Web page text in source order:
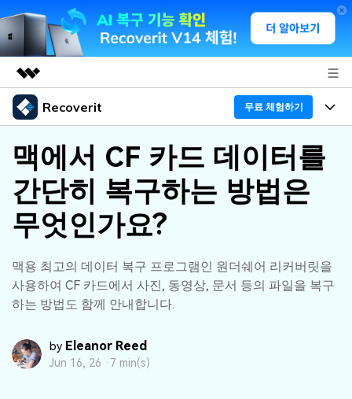
주요 제품
유틸리티
비즈니스
개요
솔루션
회사 소개
뉴스룸
플랜 및 가격
도움말 센터
Recoverit 무료 체험하기
프로그램
Recoverit - Windows 버전
선도적인 데이터 복구 전문가
무료 체험
Mac 시스템에서 무제한 데이터 복구
기능
미디어 복구하기
문서 복구하기
디바이스 복구하기
복구 Tips
외장 저장장치 복구
삭제된 파일 복구
손상된 파일 복구
리커버릿 개요
드라이브에서 복구
삭제된 미디어 복구
가이드
다운로드
맥에서 CF 카드 데이터를
간단히 복구하는 방법은
무엇인가요?
맥용 최고의 데이터 복구 프로그램인 원더쉐어 리커버릿을
사용하여 CF 카드에서 사진, 동영상, 문서 등의 파일을 복구
하는 방법도 함께 안내합니다.
by Eleanor Reed
Jun 16, 26 · 7 min(s)